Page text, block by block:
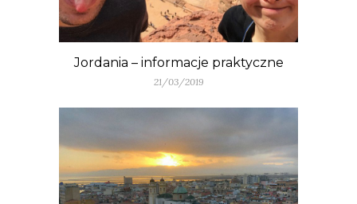
Jordania – informacje praktyczne
21/03/2019